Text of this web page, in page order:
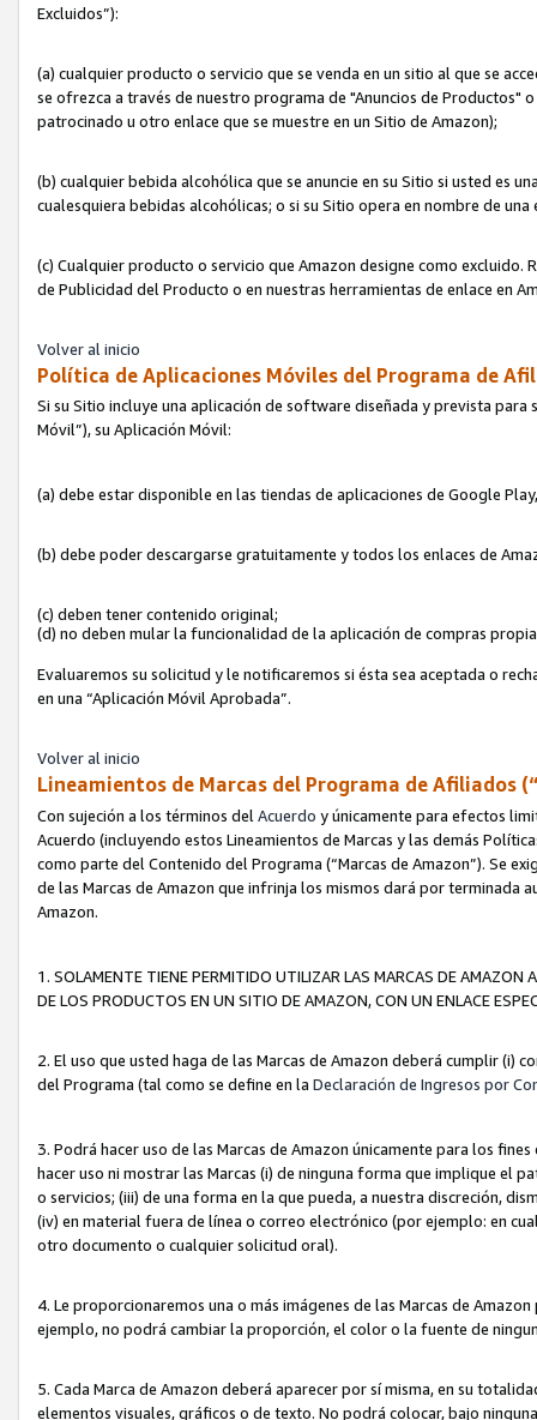
Excluidos”):
(a) cualquier producto o servicio que se venda en un sitio al que se
se ofrezca a través de nuestro programa de "Anuncios de Productos"
patrocinado u otro enlace que se muestre en un Sitio de Amazon);
(b) cualquier bebida alcohólica que se anuncie en su Sitio si usted es
cualesquiera bebidas alcohólicas; o si su Sitio opera en nombre de
(c) Cualquier producto o servicio que Amazon designe como excluido.
de Publicidad del Producto o en nuestras herramientas de enlace en
Volver al inicio
Política de Aplicaciones Móviles del Programa de
Si su Sitio incluye una aplicación de software diseñada y prevista
Móvil”), su Aplicación Móvil:
(a) debe estar disponible en las tiendas de aplicaciones de Google
(b) debe poder descargarse gratuitamente y todos los enlaces de
(c) deben tener contenido original;
(d) no deben mular la funcionalidad de la aplicación de compras
Evaluaremos su solicitud y le notificaremos si ésta sea aceptada o
en una “Aplicación Móvil Aprobada”.
Volver al inicio
Lineamientos de Marcas del Programa de Afiliados
Con sujeción a los términos del Acuerdo y únicamente para efectos
Acuerdo (incluyendo estos Lineamientos de Marcas y las demás
como parte del Contenido del Programa (“Marcas de Amazon”). Se
de las Marcas de Amazon que infrinja los mismos dará por terminada
Amazon.
1. SOLAMENTE TIENE PERMITIDO UTILIZAR LAS MARCAS DE
DE LOS PRODUCTOS EN UN SITIO DE AMAZON, CON UN ENLACE
2. El uso que usted haga de las Marcas de Amazon deberá cumplir (i)
del Programa (tal como se define en la Declaración de Ingresos por
3. Podrá hacer uso de las Marcas de Amazon únicamente para los
hacer uso ni mostrar las Marcas (i) de ninguna forma que implique el
o servicios; (iii) de una forma en la que pueda, a nuestra discreción,
(iv) en material fuera de línea o correo electrónico (por ejemplo: en
otro documento o cualquier solicitud oral).
4. Le proporcionaremos una o más imágenes de las Marcas de
ejemplo, no podrá cambiar la proporción, el color o la fuente de
5. Cada Marca de Amazon deberá aparecer por sí misma, en su
elementos visuales, gráficos o de texto. No podrá colocar, bajo